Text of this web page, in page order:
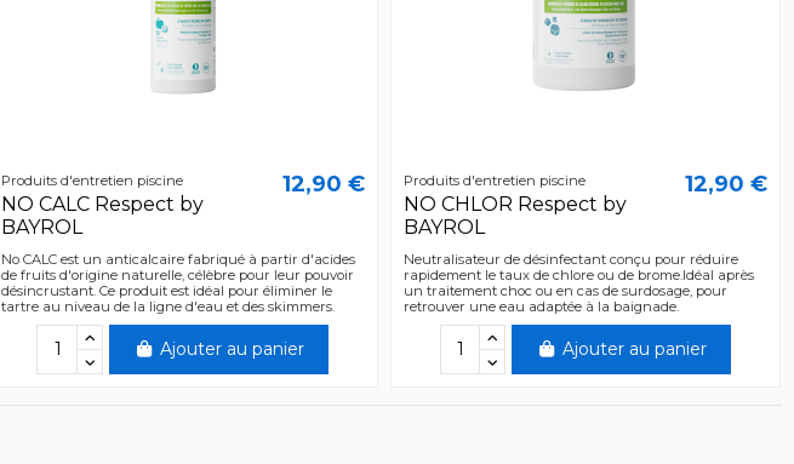
Produits d'entretien piscine
NO CALC Respect by
BAYROL
12,90 €
No CALC est un anticalcaire fabriqué à partir d'acides
de fruits d'origine naturelle, célèbre pour leur pouvoir
désincrustant. Ce produit est idéal pour éliminer le
tartre au niveau de la ligne d'eau et des skimmers.
Ajouter au panier
Produits d'entretien piscine
NO CHLOR Respect by
BAYROL
12,90 €
Neutralisateur de désinfectant conçu pour réduire
rapidement le taux de chlore ou de brome.Idéal après
un traitement choc ou en cas de surdosage, pour
retrouver une eau adaptée à la baignade.
Ajouter au panier